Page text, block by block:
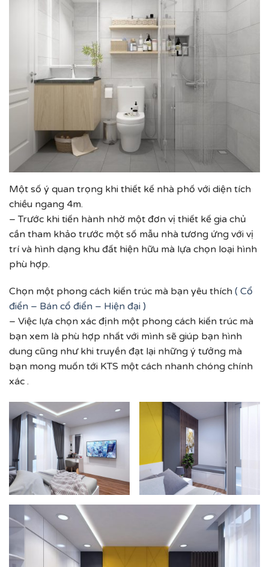
Một số ý quan trọng khi thiết kế nhà phố với diện tích
chiều ngang 4m.
– Trước khi tiến hành nhờ một đơn vị thiết kế gia chủ
cần tham khảo trước một số mẫu nhà tương ứng với vị
trí và hình dạng khu đất hiện hữu mà lựa chọn loại hình
phù hợp.
Chọn một phong cách kiến trúc mà bạn yêu thích ( Cổ
điển – Bán cổ điển – Hiện đại )
– Việc lựa chọn xác định một phong cách kiến trúc mà
bạn xem là phù hợp nhất với mình sẽ giúp bạn hình
dung cũng như khi truyền đạt lại những ý tưởng mà
bạn mong muốn tới KTS một cách nhanh chóng chính
xác .